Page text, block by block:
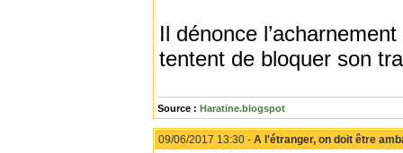
Il dénonce
tentent de bloquer son
Source : Haratine.blogspot
09/06/2017 13:30 - A l'étranger, on doit être